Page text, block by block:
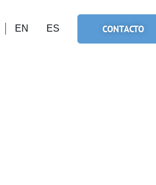
EN ES CONTACTO